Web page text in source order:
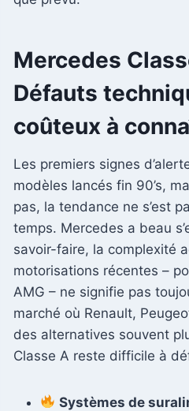
Mercedes
Défauts
coûteux à
Les premiers signes
modèles lancés fin 90’s,
pas, la tendance ne s’est
temps. Mercedes a beau
savoir-faire, la complexité
motorisations récentes –
AMG – ne signifie pas
marché où Renault,
des alternatives souvent
Classe A reste difficile à
Systèmes de